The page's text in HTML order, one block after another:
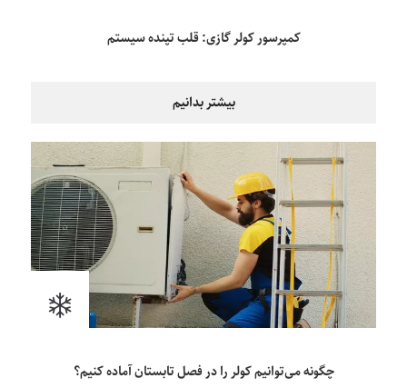
کمپرسور کولر گازی: قلب تپنده سیستم
بیشتر بدانیم
چگونه می‌توانیم کولر را در فصل تابستان آماده کنیم؟